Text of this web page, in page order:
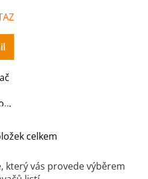
O
l
á
celkem
který vás provede výběrem